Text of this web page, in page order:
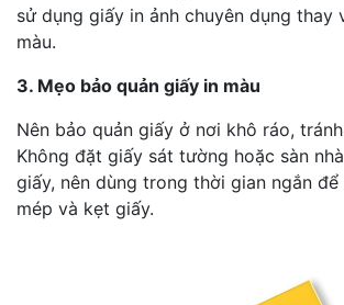
sử dụng giấy in ảnh chuyên dụng thay
màu.
3. Mẹo bảo quản giấy in màu
Nên bảo quản giấy ở nơi khô ráo,
Không đặt giấy sát tường hoặc sàn
giấy, nên dùng trong thời gian ngắn để
mép và kẹt giấy.